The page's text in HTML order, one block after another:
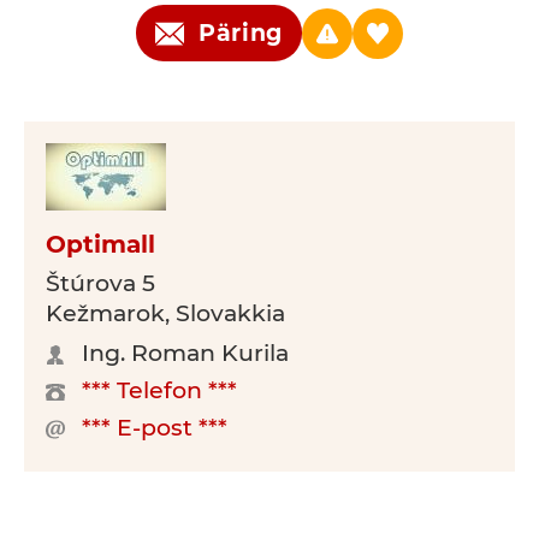
Päring
Optimall
Štúrova 5
Kežmarok, Slovakkia
Ing. Roman Kurila
*** Telefon ***
*** E-post ***